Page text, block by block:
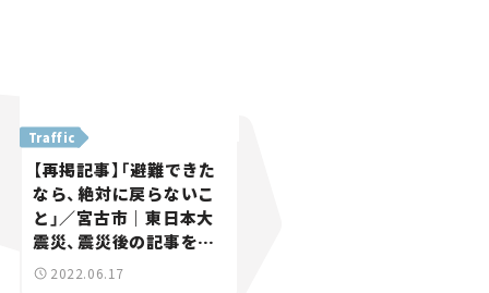
Traffic
【再掲記事】「避難できた
なら、絶対に戻らないこ
と」／宮古市｜東日本大
震災、震災後の記事を振
り返る
2022.06.17